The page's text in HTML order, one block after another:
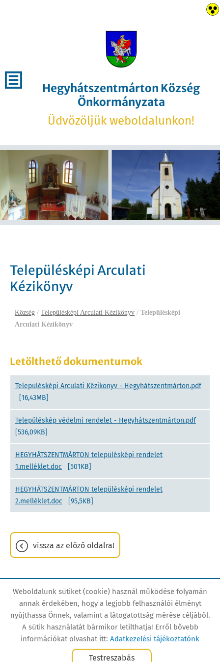
Hegyhátszentmárton Község
Önkormányzata
Üdvözöljük weboldalunkon!
Településképi Arculati
Kézikönyv
Község / Településképi Arculati Kézikönyv / Településképi
Arculati Kézikönyv
Letölthető dokumentumok
Településképi Arculati Kézikönyv - Hegyhátszentmárton.pdf
[16,43MB]
Településkép védelmi rendelet - Hegyhátszentmárton.pdf
[536,09KB]
HEGYHÁTSZENTMÁRTON településképi rendelet
1.melléklet.doc
[501KB]
HEGYHÁTSZENTMÁRTON településképi rendelet
2.melléklet.doc
[95,5KB]
vissza az előző oldalra!
© 2026 - Minden jog fenntartva
Oldal információk
Adatkezelési tájékoztató
Impresszum
Sütik kezelése
Akadálymentesítési nyilatkozat
Testreszabás
Weboldalunk sütiket (cookie) használ működése folyamán
annak érdekében, hogy a legjobb felhasználói élményt
nyújthassa Önnek, valamint a látogatottság mérése céljából.
A sütik használatát bármikor letilthatja! Erről bővebb
információkat olvashat itt: Adatkezelési tájékoztatónk